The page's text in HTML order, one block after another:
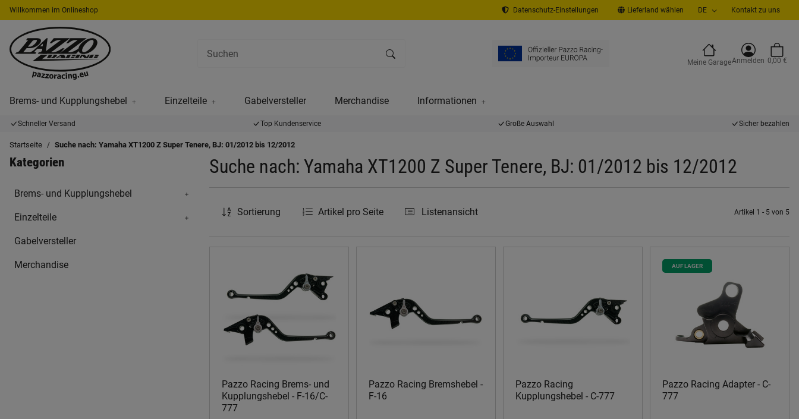
Willkommen im Onlineshop Datenschutz-Einstellungen Lieferland wählen DE Kontakt zu uns
Meine GarageAnmelden 0,00 €
Brems- und Kupplungshebel Einzelteile Gabelversteller Merchandise Informationen
Schneller Versand Top Kundenservice Große Auswahl Sicher bezahlen
Startseite Suche nach: Yamaha XT1200 Z Super Tenere, BJ: 01/2012 bis 12/2012
Suche nach: Yamaha XT1200 Z Super Tenere, BJ: 01/2012 bis 12/2012
Sortierung Artikel pro Seite Listenansicht Artikel 1 - 5 von 5
Pazzo Racing Brems- und
Kupplungshebel - F-16/C-
777
Pazzo Racing Bremshebel -
F-16
Pazzo Racing
Kupplungshebel - C-777
AUF LAGER
Pazzo Racing Adapter - C-
777
Kategorien
Brems- und Kupplungshebel
Einzelteile
Gabelversteller
Merchandise